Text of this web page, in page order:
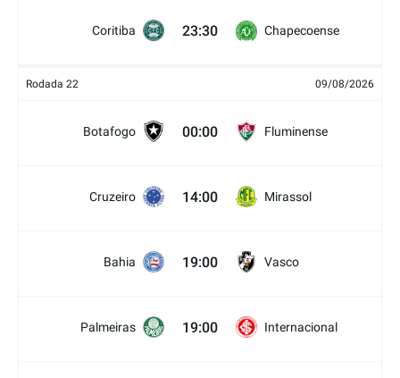
Coritiba 23:30 Chapecoense
Rodada 22 09/08/2026
Botafogo 00:00 Fluminense
Cruzeiro 14:00 Mirassol
Bahia 19:00 Vasco
Palmeiras 19:00 Internacional